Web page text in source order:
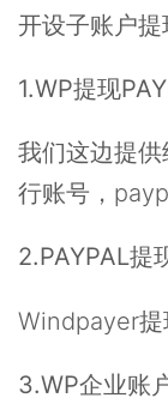
开设子账户提
1.WP提现
我们这边提
行账号，
2.PAYPAL提
Windpayer提
3.WP企业账